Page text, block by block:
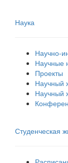
Наука
Научно-
Научные
Проекты
Научный
Научный
Студенческая